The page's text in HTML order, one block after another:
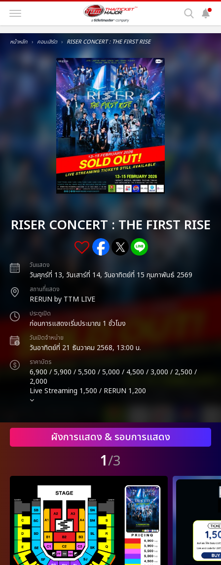
หน้าหลัก คอนเสิร์ต RISER CONCERT : THE FIRST RISE
RISER CONCERT : THE FIRST RISE
วันแสดง
วันศุกร์ที่ 13, วันเสาร์ที่ 14, วันอาทิตย์ที่ 15 กุมภาพันธ์ 2569
สถานที่แสดง
RERUN by TTM LIVE
ประตูเปิด
ก่อนการแสดงเริ่มประมาณ 1 ชั่วโมง
วันเปิดจำหน่าย
วันอาทิตย์ที่ 21 ธันวาคม 2568, 13:00 น.
ราคาบัตร
6,900 / 5,900 / 5,500 / 5,000 / 4,500 / 3,000 / 2,500 /
2,000
Live Streaming 1,500 / RERUN 1,200
ผังการแสดง & รอบการแสดง
1/3